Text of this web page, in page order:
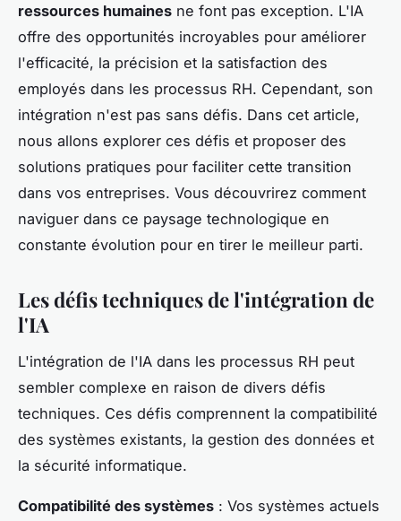
ressources humaines ne font pas exception. L'IA
offre des opportunités incroyables pour améliorer
l'efficacité, la précision et la satisfaction des
employés dans les processus RH. Cependant, son
intégration n'est pas sans défis. Dans cet article,
nous allons explorer ces défis et proposer des
solutions pratiques pour faciliter cette transition
dans vos entreprises. Vous découvrirez comment
naviguer dans ce paysage technologique en
constante évolution pour en tirer le meilleur parti.
Les défis techniques de l'intégration de
l'IA
L'intégration de l'IA dans les processus RH peut
sembler complexe en raison de divers défis
techniques. Ces défis comprennent la compatibilité
des systèmes existants, la gestion des données et
la sécurité informatique.
Compatibilité des systèmes : Vos systèmes actuels